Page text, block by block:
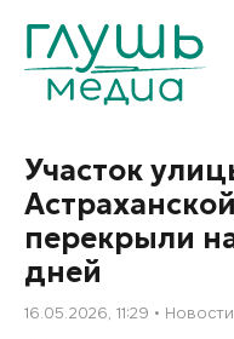
Участок
перекрыли
дней
16.05.2026, 11:29 Новости